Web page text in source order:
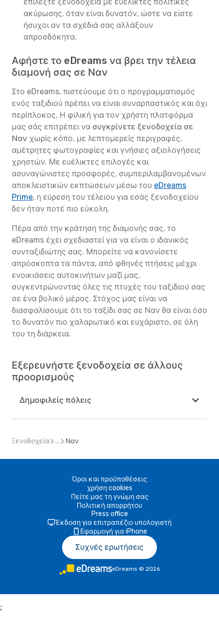
ακύρωσης, όταν είναι δυνατόν, ώστε να είστε
ήσυχοι αν τα σχέδιά σας αλλάξουν
απροσδόκητα.
Αφήστε το eDreams να βρει την τέλεια
διαμονή σας σε Ναν
Στο eDreams, πιστεύουμε ότι ο προγραμματισμός
ενός ταξιδιού πρέπει να είναι συναρπαστικός και όχι
περίπλοκος. Η φιλική για τον χρήστη πλατφόρμα
μας σάς επιτρέπει να συγκρίνετε ξενοδοχεία σε
Ναν χωρίς κόπο, με λεπτομερείς περιγραφές,
αμέτρητες φωτογραφίες και γνήσιες αξιολογήσεις
χρηστών. Με ευέλικτες επιλογές και
ασυναγώνιστες προσφορές, συμπεριλαμβανομένων
αποκλειστικών εκπτώσεων μέσω του eDreams
Prime, η εύρεση του τέλειου για εσάς ξενοδοχείου
δεν ήταν ποτέ πιο εύκολη.
Πέρα από την κράτηση της διαμονής σας, το
eDreams έχει σχεδιαστεί για να είναι ο ιδανικός
συνταξιδιώτης σας. Μπορείτε να κανονίσετε
απρόσκοπτα τα πάντα, από φθηνές πτήσεις μέχρι
ενοικιάσεις αυτοκινήτων μαζί μας,
συγκεντρώνοντας όλες τις πτυχές του ταξιδιού σας
σε ένα βολικό μέρος. Στόχος μας είναι να
διασφαλίσουμε ότι το ταξίδι σας σε Ναν θα είναι όσο
το δυνατόν πιο χαλαρωτικό και ευχάριστο, σε όλη
του τη διάρκεια.
Εξερευνήστε ξενοδοχεία σε άλλους
προορισμούς
Δημοφιλείς πόλεις
Ξενοδοχεία ... Ναν
Όροι και προϋποθέσεις
χρήση cookies
Πείτε μας τη γνώμη σας
Πολιτική απορρήτου
Press office
Έκδοση για επιτραπέζιο υπολογιστή
Εφαρμογή για iPhone
Συχνές ερωτήσεις
eDreams © 2026
;